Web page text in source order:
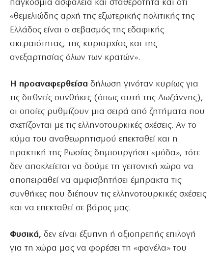
παγκόσμια ασφάλεια και σταθερότητα και ότι
«θεμελιώδης αρχή της εξωτερικής πολιτικής της
Ελλάδος είναι ο σεβασμός της εδαφικής
ακεραιότητας, της κυριαρχίας και της
ανεξαρτησίας όλων των κρατών».
Η προαναφερθείσα δήλωση γινόταν κυρίως για
τις διεθνείς συνθήκες (όπως αυτή της Λωζάννης),
οι οποίες ρυθμίζουν μια σειρά από ζητήματα που
σχετίζονται με τις ελληνοτουρκικές σχέσεις. Αν το
κύμα του αναθεωρητισμού επεκταθεί και η
πρακτική της Ρωσίας δημιουργήσει «μόδα», τότε
δεν αποκλείεται να δούμε τη γειτονική χώρα να
αποπειραθεί να αμφισβητήσει έμπρακτα τις
συνθήκες που διέπουν τις ελληνοτουρκικές σχέσεις
και να επεκταθεί σε βάρος μας.
Φυσικά, δεν είναι έξυπνη ή αξιοπρεπής επιλογή
για τη χώρα μας να φορέσει τη «φανέλα» του